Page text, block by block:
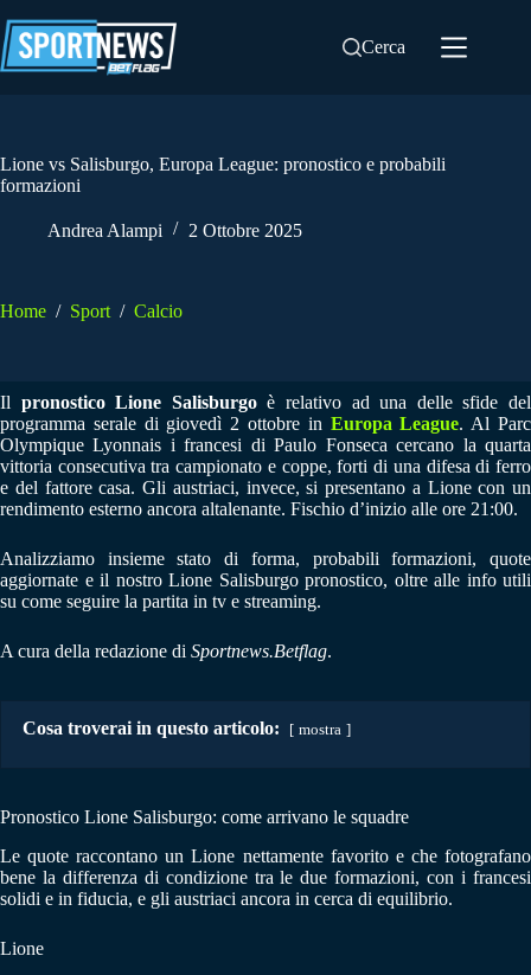
al
contenuto
Cerca
Lione vs Salisburgo, Europa League: pronostico e probabili
formazioni
Andrea Alampi 2 Ottobre 2025
Home / Sport / Calcio
Il pronostico Lione Salisburgoè relativo ad una delle sfide del
programma serale di giovedì 2 ottobre in Europa League. Al Parc
Olympique Lyonnais i francesi di Paulo Fonseca cercano la quarta
vittoria consecutiva tra campionato e coppe, forti di una difesa di ferro
e del fattore casa. Gli austriaci, invece, si presentano a Lione con un
rendimento esterno ancora altalenante. Fischio d’inizio alle ore 21:00.
Analizziamo insieme stato di forma, probabili formazioni, quote
aggiornate e il nostro Lione Salisburgo pronostico, oltre alle info utili
su come seguire la partita in tv e streaming.
A cura della redazione di Sportnews.Betflag.
Cosa troverai in questo articolo: mostra
Pronostico Lione Salisburgo: come arrivano le squadre
Le quote raccontano un Lione nettamente favorito e che fotografano
bene la differenza di condizione tra le due formazioni, con i francesi
solidi e in fiducia, e gli austriaci ancora in cerca di equilibrio.
Lione